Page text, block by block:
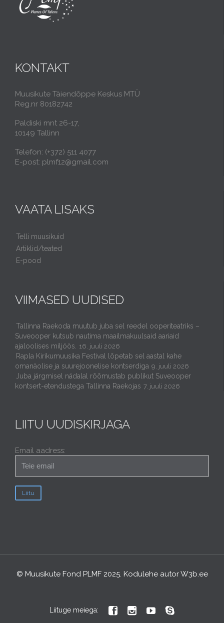
KONTAKT
Muusikute Täiendõppe Keskus MTÜ
Reg.nr 80182742
Paldiski mnt 26-17,
10149 Tallinn
Telefon: (+372) 511 4077
E-post: plmf12@gmail.com
VAATA LISAKS
Telli muusikuid
Artiklid/teated
E-pood
VIIMASED UUDISED
Tallinna Raekoda muutub juba sel reedel ooperiteatriks –
Suveooper kutsub nautima maailmakuulsaid aariaid
ajaloolises miljöös.
16. juuli 2026
Rapla Kirikumuusika Festival lõpetab sel aastal kahe
omanäolise ja suurejoonelise kontserdiga 9. juuli 2026
Juba järgmisel nädalal rõõmustab publikut Suveooper
kontsert-etendustega Tallinna Raekojas 7. juuli 2026
LIITU UUDISKIRJAGA
Email aadress:
© Muusikute Fond PLMF 2025. Kodulehe autorW3b.ee
Liituge meiega:    